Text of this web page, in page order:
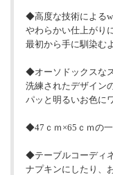
◆高度な技術による
やわらかい仕上がり
最初から手に馴染む
◆オーソドックスな
洗練されたデザイン
パッと明るいお色に
◆47ｃｍ×65ｃｍの一
◆テーブルコーディ
ナプキンにしたり、